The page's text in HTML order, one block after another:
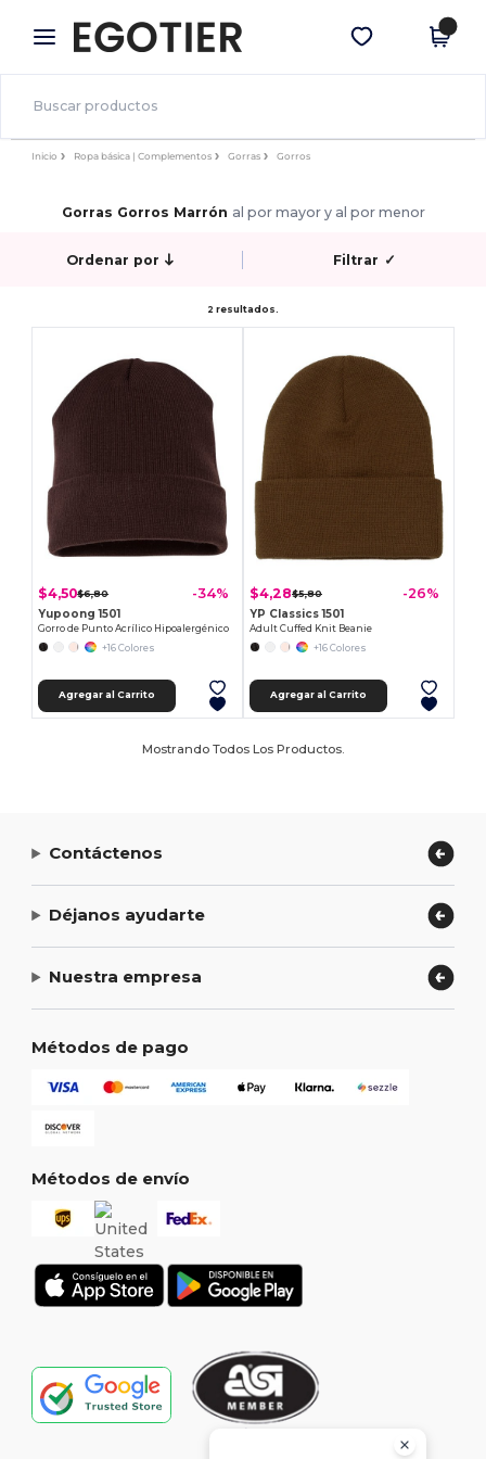
× App de Egotier
¡Mejores precios en app!
Descargar app
Inicio Ropa básica | Complementos Gorras Gorros
Gorras Gorros Marrón al por mayor y al por menor
Ordenar por Filtrar ✓
2 resultados.
$4,50$6,80 -34%
Yupoong 1501
Gorro de Punto Acrílico Hipoalergénico
+16 Colores
Agregar al Carrito
$4,28$5,80 -26%
YP Classics 1501
Adult Cuffed Knit Beanie
+16 Colores
Agregar al Carrito
Mostrando Todos Los Productos.
Contáctenos
Déjanos ayudarte
Nuestra empresa
Métodos de pago
Métodos de envío